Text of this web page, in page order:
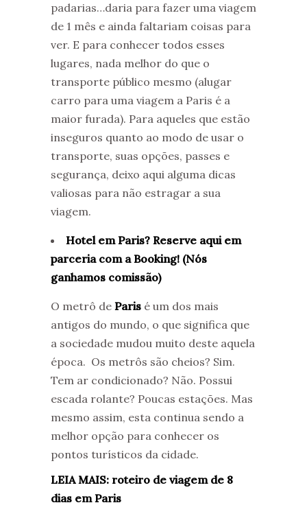
padarias…daria para fazer uma viagem
de 1 mês e ainda faltariam coisas para
ver. E para conhecer todos esses
lugares, nada melhor do que o
transporte público mesmo (alugar
carro para uma viagem a Paris é a
maior furada). Para aqueles que estão
inseguros quanto ao modo de usar o
transporte, suas opções, passes e
segurança, deixo aqui alguma dicas
valiosas para não estragar a sua
viagem.
Hotel em Paris? Reserve aqui em
parceria com a Booking! (Nós
ganhamos comissão)
O metrô de Paris é um dos mais
antigos do mundo, o que significa que
a sociedade mudou muito deste aquela
época. Os metrôs são cheios? Sim.
Tem ar condicionado? Não. Possui
escada rolante? Poucas estações. Mas
mesmo assim, esta continua sendo a
melhor opção para conhecer os
pontos turísticos da cidade.
LEIA MAIS: roteiro de viagem de 8
dias em Paris